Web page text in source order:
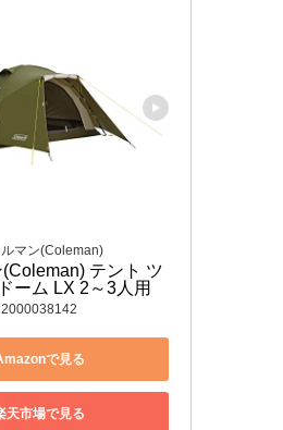
マン(Coleman)
テント ツ
ーム LX 2～3人用
2000038142
で見る
天市場で見る